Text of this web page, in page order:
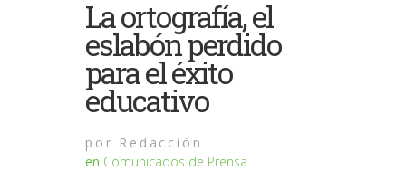
La ortografía, el
eslabón perdido
para el éxito
educativo
por Redacción
en Comunicados de Prensa